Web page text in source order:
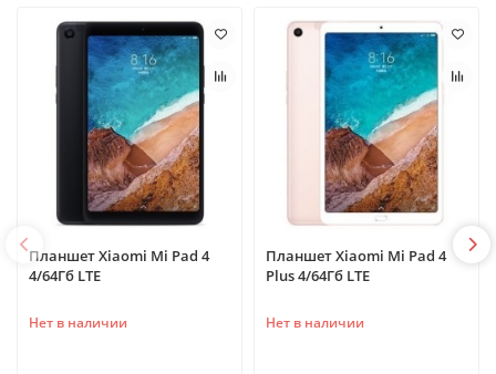
Планшет Xiaomi Mi Pad 4
4/64Гб LTE
Нет в наличии
Планшет Xiaomi Mi Pad 4
Plus 4/64Гб LTE
Нет в наличии